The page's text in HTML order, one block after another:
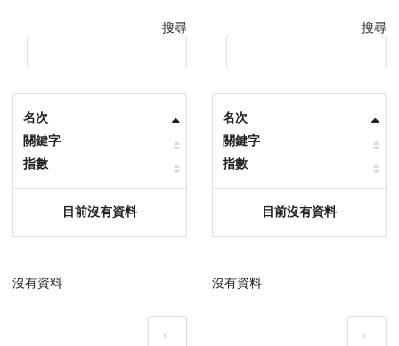
搜尋
名次
關鍵字
指數
目前沒有資料
沒有資料
‹
搜尋
名次
關鍵字
指數
目前沒有資料
沒有資料
‹